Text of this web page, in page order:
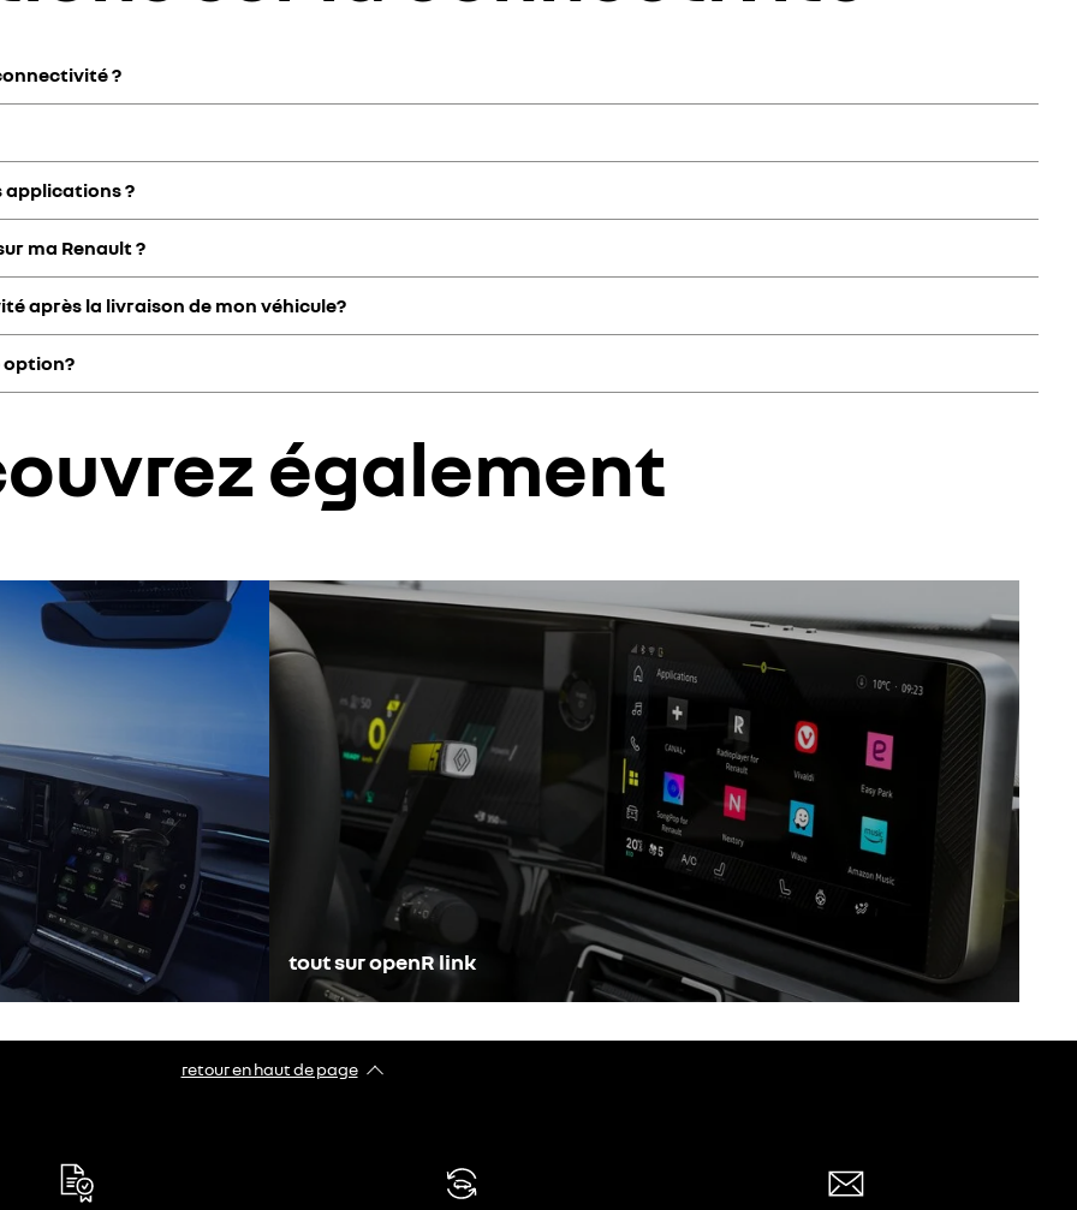
?
connectivité inclus de série. Selon le modèle et la version, soit il dispose uniquement du pack connectivité standard pendant 8
durée du contrat MFS). Dans le deuxième cas, un forfait de données de 2 Go/mois est inclus pour utiliser les applications
plus tard 72h après la livraison chez votre concessionnaire.
applications ?
modèle et version), un forfait de données de 2 Go/mois est inclus pour utiliser les applications embarquées.
ma Renault ?
l’application Google Play pour connaître l’ensemble des apps disponibles.
après la livraison de mon véhicule?
de renouvellement seront disponibles dans le store.
option?
également
tout sur openR link
retour en haut de page​